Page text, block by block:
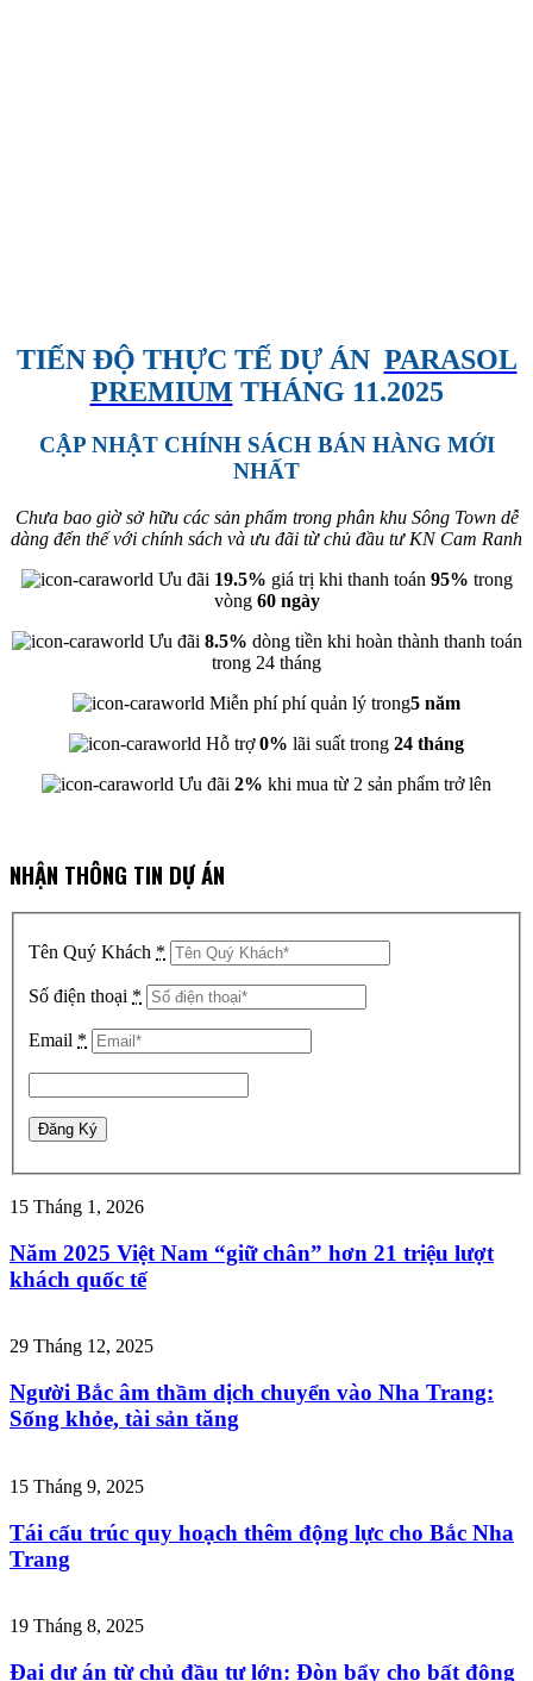
TIẾN ĐỘ THỰC TẾ DỰ ÁN PARASOL
PREMIUM THÁNG 11.2025
CẬP NHẬT CHÍNH SÁCH BÁN HÀNG MỚI
NHẤT
Chưa bao giờ sở hữu các sản phẩm trong phân khu Sông Town dễ
dàng đến thế với chính sách và ưu đãi từ chủ đầu tư KN Cam Ranh
Ưu đãi 19.5% giá trị khi thanh toán 95% trong
vòng 60 ngày
Ưu đãi 8.5% dòng tiền khi hoàn thành thanh toán
trong 24 tháng
Miễn phí phí quản lý trong5 năm
Hỗ trợ0% lãi suất trong 24 tháng
Ưu đãi 2% khi mua từ 2 sản phẩm trở lên
NHẬN THÔNG TIN DỰ ÁN
Tên Quý Khách *
Số điện thoại *
Email *
15 Tháng 1, 2026
Năm 2025 Việt Nam “giữ chân” hơn 21 triệu lượt
khách quốc tế
29 Tháng 12, 2025
Người Bắc âm thầm dịch chuyển vào Nha Trang:
Sống khỏe, tài sản tăng
15 Tháng 9, 2025
Tái cấu trúc quy hoạch thêm động lực cho Bắc Nha
Trang
19 Tháng 8, 2025
Đại dự án từ chủ đầu tư lớn: Đòn bẩy cho bất động